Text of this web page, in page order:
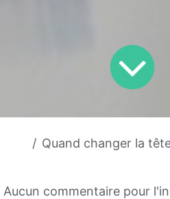
Quand changer la tête de sa
| Aucun commentaire pour